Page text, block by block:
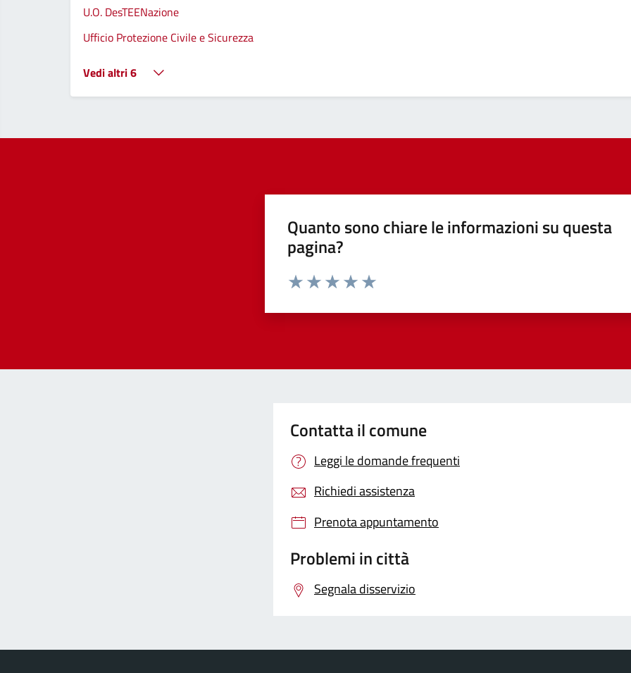
U.O. DesTEENazione
Ufficio Protezione Civile e Sicurezza
Vedi altri 6
Quanto sono chiare le informazioni su questa
pagina?
Contatta il comune
Leggi le domande frequenti
Richiedi assistenza
Prenota appuntamento
Problemi in città
Segnala disservizio